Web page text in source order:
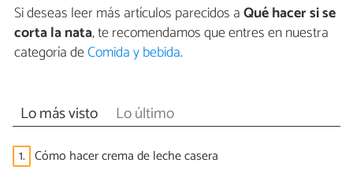
Si deseas leer más artículos parecidos aQué hacer si se
corta la nata, te recomendamos que entres en nuestra
categoría deComida y bebida.
Lo más visto Lo último
1. Cómo hacer crema de leche casera